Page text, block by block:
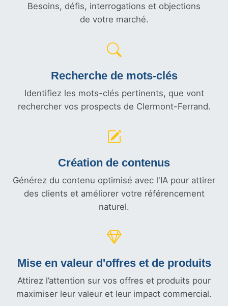
Besoins, défis, interrogations et objections
de votre marché.
Recherche de mots-clés
Identifiez les mots-clés pertinents, que vont
rechercher vos prospects de Clermont-Ferrand.
Création de contenus
Générez du contenu optimisé avec l'IA pour attirer
des clients et améliorer votre référencement
naturel.
Mise en valeur d'offres et de produits
Attirez l’attention sur vos offres et produits pour
maximiser leur valeur et leur impact commercial.